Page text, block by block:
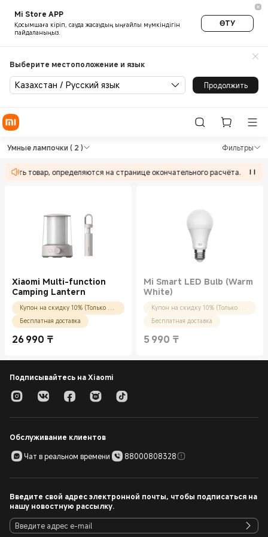
Mi Store APP
Қосымшаға кіріп, сауда жасаудың ыңғайлы мүмкіндігін
пайдаланыңыз.
ӨТУ
Выберите местоположение и язык
Казахстан / Русский язык Продолжить
Shop Умное Освещение
Умные лампочки ( 2 ) Фильтры
товар, определяются на странице окончательного расчёта.
Shop Умное Освещение Умные
Xiaomi Multi-function
Camping Lantern
Купон на скидку 10% (Только для новых пользователей)
Бесплатная доставка
26 990 ₸
Current Price ₸26990.00
Mi Smart LED Bulb (Warm
White)
Купон на скидку 10% (Только для новых пользователей)
Бесплатная доставка
5 990 ₸
Current Price ₸5990.00
Подписывайтесь на Xiaomi
Обслуживание клиентов
Чат в реальном времени
88000808328
Введите свой адрес электронной почты, чтобы подписаться на
нашу новостную рассылку.